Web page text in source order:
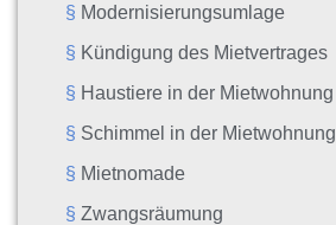
Modernisierungsumlage
Kündigung des Mietvertrages
Haustiere in der Mietwohnung
Schimmel in der Mietwohnung
Mietnomade
Zwangsräumung